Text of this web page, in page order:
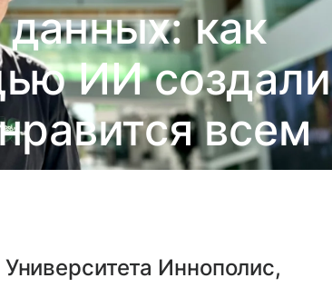
как
ИИ создали
всем
Иннополис,